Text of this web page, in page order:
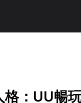
：UU暢